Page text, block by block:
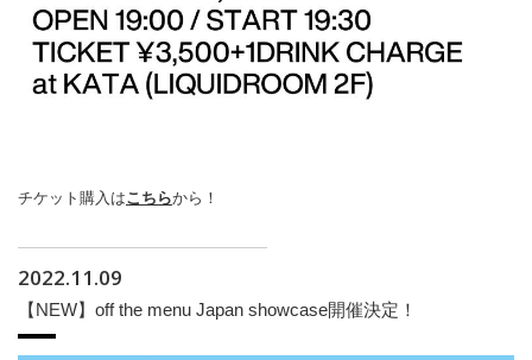
チケット購入はこちらから！
2022.11.09
【NEW】off the menu Japan showcase開催決定！